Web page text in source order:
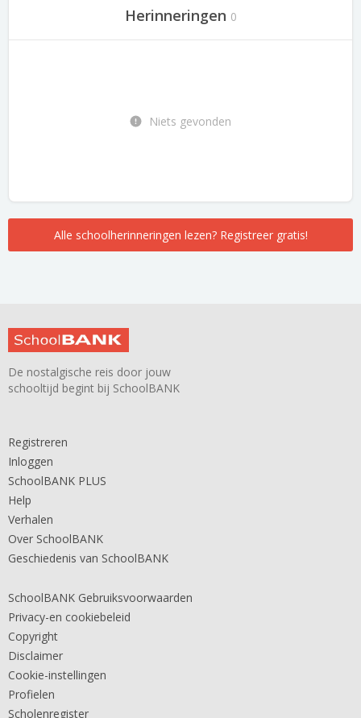
Herinneringen 0
Niets gevonden
Alle schoolherinneringen lezen? Registreer gratis!
De nostalgische reis door jouw
schooltijd begint bij SchoolBANK
Registreren
Inloggen
SchoolBANK PLUS
Help
Verhalen
Over SchoolBANK
Geschiedenis van SchoolBANK
SchoolBANK Gebruiksvoorwaarden
Privacy-en cookiebeleid
Copyright
Disclaimer
Cookie-instellingen
Profielen
Scholenregister